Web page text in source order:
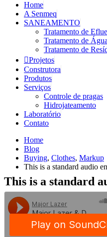
Home
A Senmeq
SANEAMENTO
Tratamento de
Tratamento de Água
Tratamento de
Projetos
Construtora
Produtos
Serviços
Controle de pragas
Hidrojateamento
Laboratório
Contato
Home
Blog
Buying, Clothes, Markup
This is a standard audio
This is a standard